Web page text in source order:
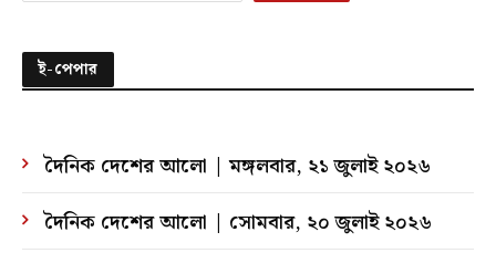
ই-পেপার
দৈনিক দেশের আলো | মঙ্গলবার, ২১ জুলাই ২০২৬
দৈনিক দেশের আলো | সোমবার, ২০ জুলাই ২০২৬